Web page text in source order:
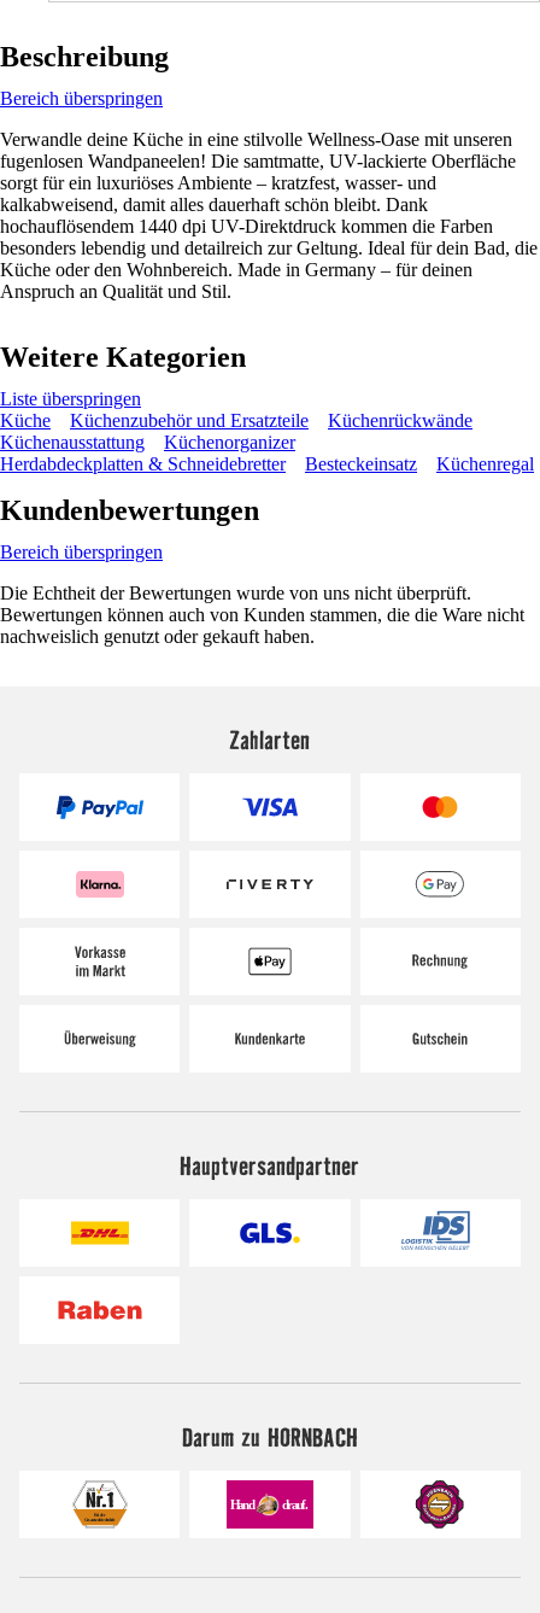
Beschreibung
Bereich überspringen
Verwandle deine Küche in eine stilvolle Wellness-Oase mit unseren
fugenlosen Wandpaneelen! Die samtmatte, UV-lackierte Oberfläche
sorgt für ein luxuriöses Ambiente – kratzfest, wasser- und
kalkabweisend, damit alles dauerhaft schön bleibt. Dank
hochauflösendem 1440 dpi UV-Direktdruck kommen die Farben
besonders lebendig und detailreich zur Geltung. Ideal für dein Bad, die
Küche oder den Wohnbereich. Made in Germany – für deinen
Anspruch an Qualität und Stil.
Weitere Kategorien
Liste überspringen
Küche
Küchenzubehör und Ersatzteile
Küchenrückwände
Küchenausstattung
Küchenorganizer
Herdabdeckplatten & Schneidebretter
Besteckeinsatz Küchenregal
Kundenbewertungen
Bereich überspringen
Die Echtheit der Bewertungen wurde von uns nicht überprüft.
Bewertungen können auch von Kunden stammen, die die Ware nicht
nachweislich genutzt oder gekauft haben.
Zahlarten
Hauptversandpartner
Darum zu HORNBACH